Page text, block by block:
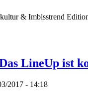
& Imbisstrend
LineUp ist
2017 - 14:18